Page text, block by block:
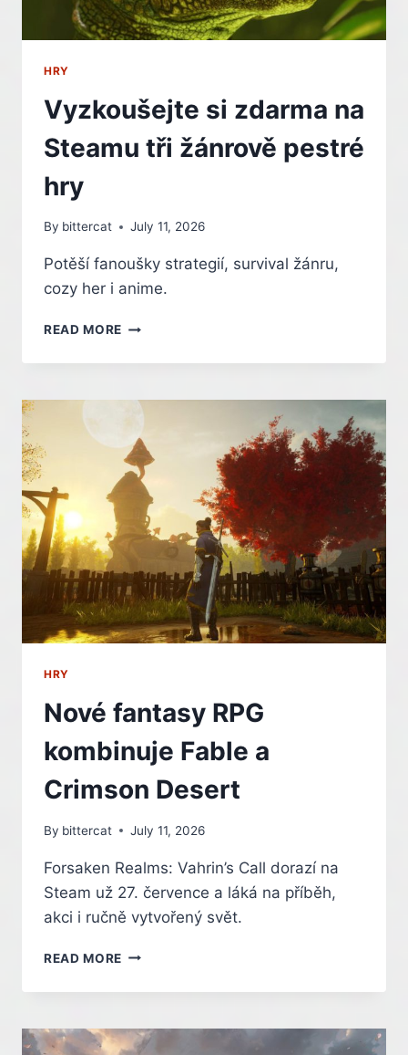
HRY
Vyzkoušejte si zdarma na
Steamu tři žánrově pestré
hry
By bittercat July 11, 2026
Potěší fanoušky strategií, survival žánru,
cozy her i anime.
READ MORE VYZKOUŠEJTE
ZDARMA
STEAMU
ŽÁNROVĚ
PESTRÉ
HRY
HRY
Nové fantasy RPG
kombinuje Fable a
Crimson Desert
By bittercat July 11, 2026
Forsaken Realms: Vahrin’s Call dorazí na
Steam už 27. července a láká na příběh,
akci i ručně vytvořený svět.
READ MORE NOVÉ
RPG
FABLE
A